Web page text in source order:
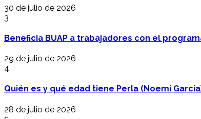
30 de julio de 2026
3
Beneficia BUAP a trabajadores con el
29 de julio de 2026
4
Quién es y qué edad tiene Perla (Noemí
28 de julio de 2026